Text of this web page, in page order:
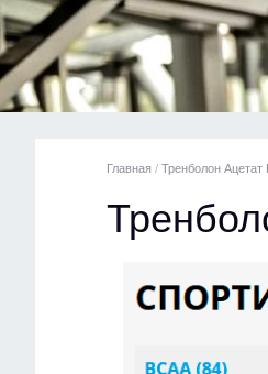
Главная / Тренболон Ацетат